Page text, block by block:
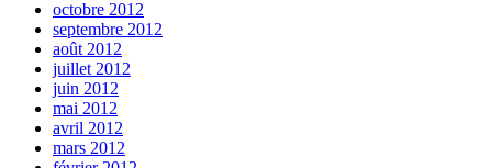
octobre 2012
septembre 2012
août 2012
juillet 2012
juin 2012
mai 2012
avril 2012
mars 2012